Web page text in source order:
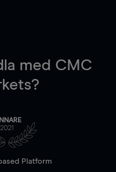
med CMC
2021
Platform